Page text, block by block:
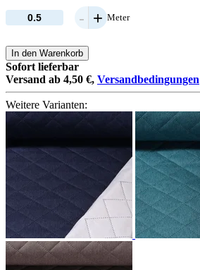
- + Meter
In den Warenkorb
Sofort lieferbar
Versand ab 4,50 €, Versandbedingungen
Weitere Varianten: